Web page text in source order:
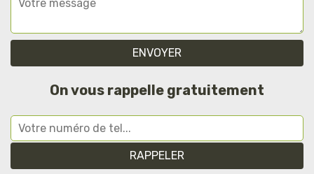
On vous rappelle gratuitement